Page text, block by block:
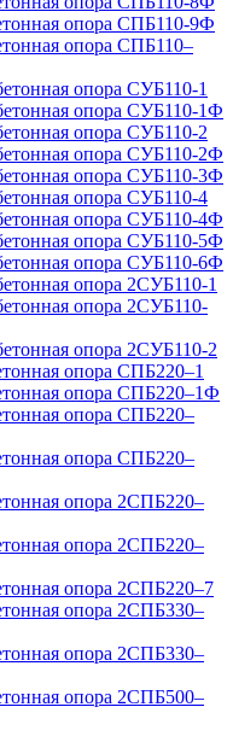
опора СПБ110-9Ф
опора СПБ110–
опора СУБ110-1
опора СУБ110-1Ф
опора СУБ110-2
опора СУБ110-2Ф
опора СУБ110-3Ф
опора СУБ110-4
опора СУБ110-4Ф
опора СУБ110-5Ф
опора СУБ110-6Ф
опора 2СУБ110-1
опора 2СУБ110-
опора 2СУБ110-2
опора СПБ220–1
опора СПБ220–1Ф
опора СПБ220–
опора СПБ220–
опора 2СПБ220–
опора 2СПБ220–
опора 2СПБ220–7
опора 2СПБ330–
опора 2СПБ330–
опора 2СПБ500–